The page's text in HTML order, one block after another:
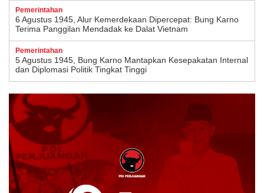
Pemerintahan
6 Agustus 1945, Alur Kemerdekaan Dipercepat: Bung Karno
Terima Panggilan Mendadak ke Dalat Vietnam
Pemerintahan
5 Agustus 1945, Bung Karno Mantapkan Kesepakatan Internal
dan Diplomasi Politik Tingkat Tinggi